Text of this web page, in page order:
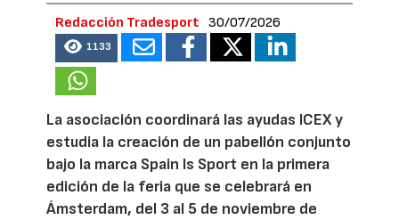
Redacción Tradesport 30/07/2026
1133
La asociación coordinará las ayudas ICEX y
estudia la creación de un pabellón conjunto
bajo la marca Spain Is Sport en la primera
edición de la feria que se celebrará en
Ámsterdam, del 3 al 5 de noviembre de